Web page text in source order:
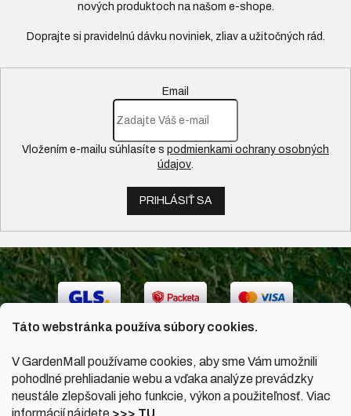
Táto webstránka používa súbory cookies.
V GardenMall používame cookies, aby sme Vám umožnili
pohodlné prehliadanie webu a vďaka analýze prevádzky
neustále zlepšovali jeho funkcie, výkon a použiteľnosť. Viac
informácií nájdete >>> TU
nových produktoch na našom e-shope.
Email
Vložením e-mailu súhlasíte s podmienkami ochrany osobných
údajov.
PRIHLÁSIŤ SA